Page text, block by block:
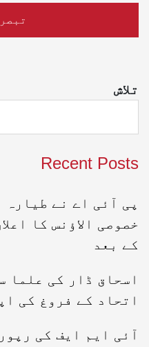
تلاش
Recent Posts
پی آئی اے نے
خصوصی الاؤنس کا
کے بعد
اسحاق ڈار کی علما
اتحاد کے فروغ کی
آئی ایم ایف کی